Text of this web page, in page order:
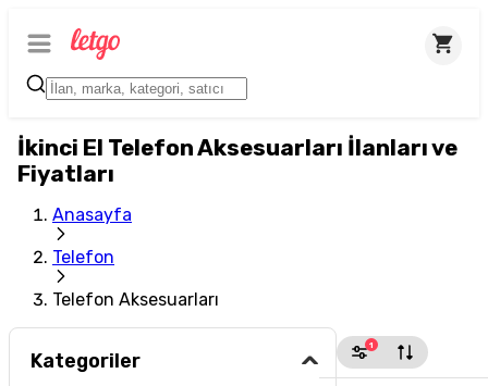
İkinci El Telefon Aksesuarları İlanları ve
Fiyatları
Anasayfa
Telefon
Telefon Aksesuarları
Kategoriler
1